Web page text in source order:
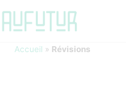
Accueil » Révisions